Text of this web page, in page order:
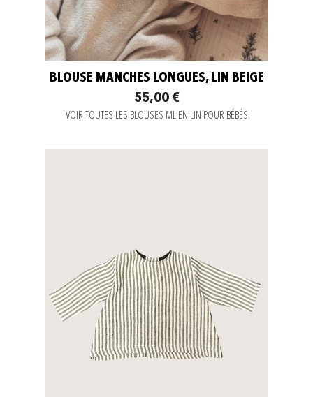
BLOUSE MANCHES LONGUES, LIN BEIGE
55,00 €
VOIR TOUTES LES BLOUSES ML EN LIN POUR BÉBÉS